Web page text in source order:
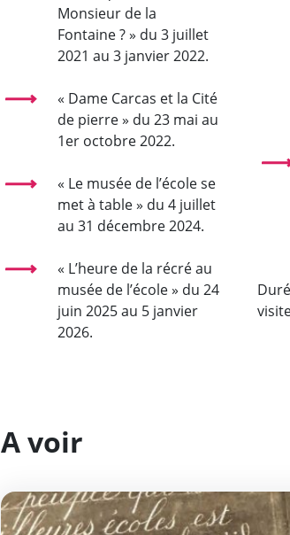
Monsieur de la
Fontaine ? » du 3 juillet
2021 au 3 janvier 2022.
« Dame Carcas et la Cité
de pierre » du 23 mai au
1er octobre 2022.
« Le musée de l’école se
met à table » du 4 juillet
au 31 décembre 2024.
« L’heure de la récré au
musée de l’école » du 24
juin 2025 au 5 janvier
2026.
A voir
Exposition : Les hussards noirs de la